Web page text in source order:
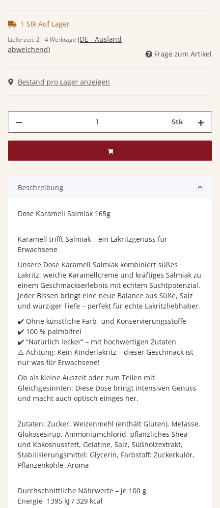
1 Stk Auf Lager
Lieferzeit: 2 - 4 Werktage (DE - Ausland
abweichend)
Frage zum Artikel
Bestand pro Lager anzeigen
Stk
Beschreibung
Dose Karamell Salmiak 165g
Karamell trifft Salmiak – ein Lakritzgenuss für
Erwachsene
Unsere Dose Karamell Salmiak kombiniert süßes
Lakritz, weiche Karamellcreme und kräftiges Salmiak zu
einem Geschmackserlebnis mit echtem Suchtpotenzial.
Jeder Bissen bringt eine neue Balance aus Süße, Salz
und würziger Tiefe – perfekt für echte Lakritzliebhaber.
✔️ Ohne künstliche Farb- und Konservierungsstoffe
✔️ 100 % palmölfrei
✔️ “Natürlich lecker” – mit hochwertigen Zutaten
⚠️ Achtung: Kein Kinderlakritz – dieser Geschmack ist
nur was für Erwachsene!
Ob als kleine Auszeit oder zum Teilen mit
Gleichgesinnten: Diese Dose bringt intensiven Genuss
und macht auch optisch einiges her.
Zutaten: Zucker, Weizenmehl (enthält Gluten), Melasse,
Glukosesirup, Ammoniumchlorid, pflanzliches Shea-
und Kokosnussfett, Gelatine, Salz, Süßholzextrakt,
Stabilisierungsmittel: Glycerin, Farbstoff: Zuckerkulör,
Pflanzenkohle, Aroma
Durchschnittliche Nährwerte – je 100 g
Energie 1395 kJ / 329 kcal